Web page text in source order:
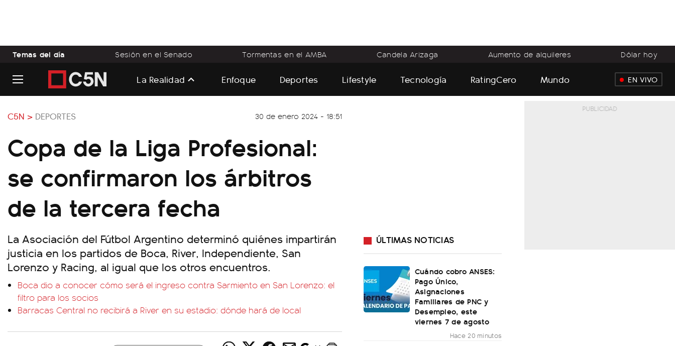
Temas del día Sesión en el Senado Tormentas en el AMBA Candela Arizaga Aumento de alquileres Dólar hoy
La Realidad Enfoque Deportes Lifestyle Tecnología RatingCero Mundo EN VIVO
C5N > DEPORTES 30 de enero 2024 - 18:51
Copa de la Liga Profesional:
se confirmaron los árbitros
de la tercera fecha
La Asociación del Fútbol Argentino determinó quiénes impartirán
justicia en los partidos de Boca, River, Independiente, San
Lorenzo y Racing, al igual que los otros encuentros.
Boca dio a conocer cómo será el ingreso contra Sarmiento en San Lorenzo: el
filtro para los socios
Barracas Central no recibirá a River en su estadio: dónde hará de local
ÚLTIMAS NOTICIAS
Cuándo cobro ANSES:
Pago Único,
Asignaciones
Familiares de PNC y
Desempleo, este
viernes 7 de agosto
Hace 20 minutos